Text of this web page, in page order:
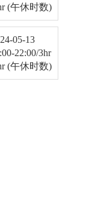
(午休时数)
05-13
22:00/3hr
(午休时数)